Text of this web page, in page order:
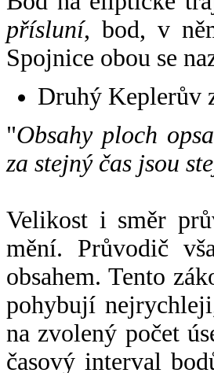
přísluní, bod, v
Spojnice obou se
Druhý Keplerův
"Obsahy ploch
za stejný čas jsou
Velikost i směr
mění. Průvodič
obsahem. Tento
pohybují
na zvolený počet
časový interval